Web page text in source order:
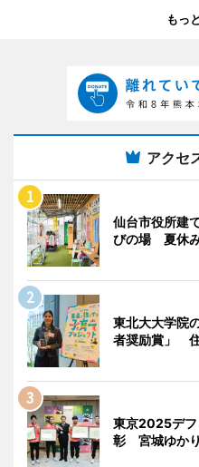
もっ
アクセ
仙台市役所建
びの場 夏休
東北大大学院
者奨励賞」
東京2025デフ
彰 宮城ゆか